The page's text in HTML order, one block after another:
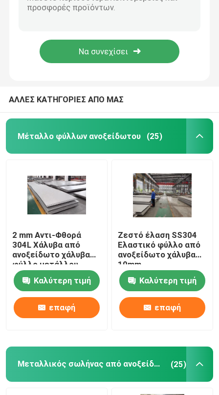
Ράβδος από ανοξείδωτο χάλυβα
304 σπείρα ανοξείδωτου
304 φύλλο ανοξείδωτου
316 Σωλήνας από ανοξείδωτο χάλυβα
Σύρμα από χαλκό
Τραπέζι καλωδίων από ανοξείδωτο χάλυβα
ΑΛΛΕΣ ΚΑΤΗΓΟΡΙΕΣ ΑΠΟ ΜΑΣ
Μέταλλο φύλλων ανοξείδωτου (25)
2 mm Αντι-Φθορά
304L Χάλυβα από
ανοξείδωτο χάλυβα
φύλλο μετάλλου
Καλύτερη τιμή
επαφή
Ζεστό έλαση SS304
Ελαστικό φύλλο από
ανοξείδωτο χάλυβα
10mm
Προσαρμοσμένο
Καλύτερη τιμή
επαφή
Μεταλλικός σωλήνας από ανοξείδωτο χάλυβα (25)